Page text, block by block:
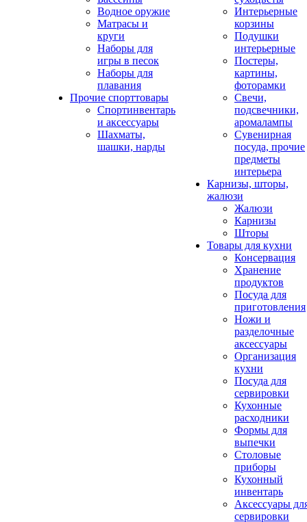
Водное оружие
Матрасы и
круги
Наборы для
игры в песок
Наборы для
плавания
Прочие спорттовары
Спортинвентарь
и аксессуары
Шахматы,
шашки, нарды
Интерьерные
корзины
Подушки
интерьерные
Постеры,
картины,
фоторамки
Свечи,
подсвечники,
аромалампы
Сувенирная
посуда, прочие
предметы
интерьера
Карнизы, шторы,
жалюзи
Жалюзи
Карнизы
Шторы
Товары для кухни
Консервация
Хранение
продуктов
Посуда для
приготовления
Ножи и
разделочные
аксессуары
Организация
кухни
Посуда для
сервировки
Кухонные
расходники
Формы для
выпечки
Столовые
приборы
Кухонный
инвентарь
Аксессуары
сервировки